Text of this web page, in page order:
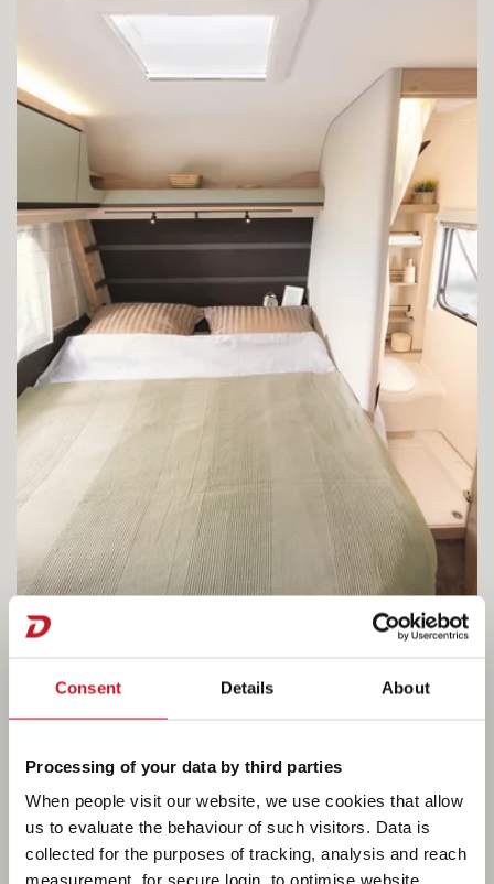
Consent Details About
Processing of your data by third parties
When people visit our website, we use cookies that allow
us to evaluate the behaviour of such visitors. Data is
collected for the purposes of tracking, analysis and reach
measurement, for secure login, to optimise website
La vida en la Camper®
colchones de espuma fría de 7 zonas y 15 cm
de grosor en material termorregulador. El
cuarto de aseo abierto ofrece una gran libertad
de movimiento. Opcionalmente se puede pedir